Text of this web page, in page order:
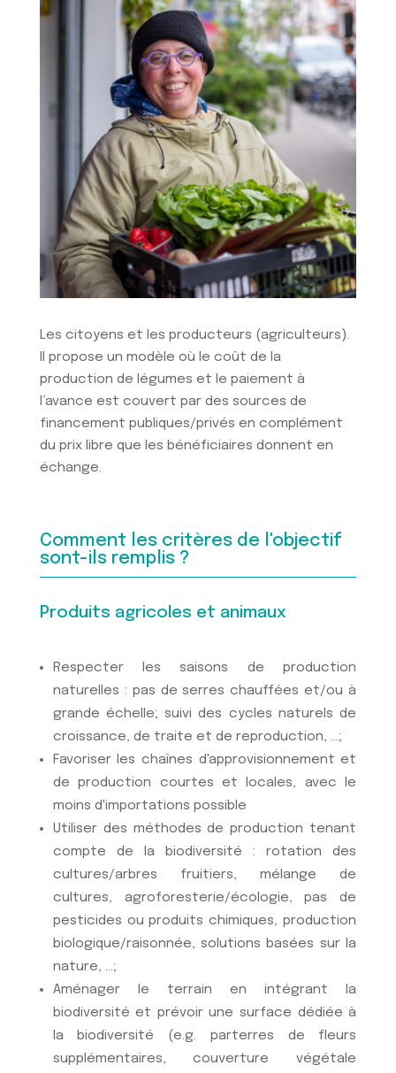
Les citoyens et les producteurs (agriculteurs).
Il propose un modèle où le coût de la
production de légumes et le paiement à
l’avance est couvert par des sources de
financement publiques/privés en complément
du prix libre que les bénéficiaires donnent en
échange.
Comment les critères de l'objectif
sont-ils remplis ?
Produits agricoles et animaux
Respecter les saisons de production
naturelles : pas de serres chauffées et/ou à
grande échelle; suivi des cycles naturels de
croissance, de traite et de reproduction, …;
Favoriser les chaînes d'approvisionnement et
de production courtes et locales, avec le
moins d'importations possible
Utiliser des méthodes de production tenant
compte de la biodiversité : rotation des
cultures/arbres fruitiers, mélange de
cultures, agroforesterie/écologie, pas de
pesticides ou produits chimiques, production
biologique/raisonnée, solutions basées sur la
nature, ...;
Aménager le terrain en intégrant la
biodiversité et prévoir une surface dédiée à
la biodiversité (e.g. parterres de fleurs
supplémentaires, couverture végétale